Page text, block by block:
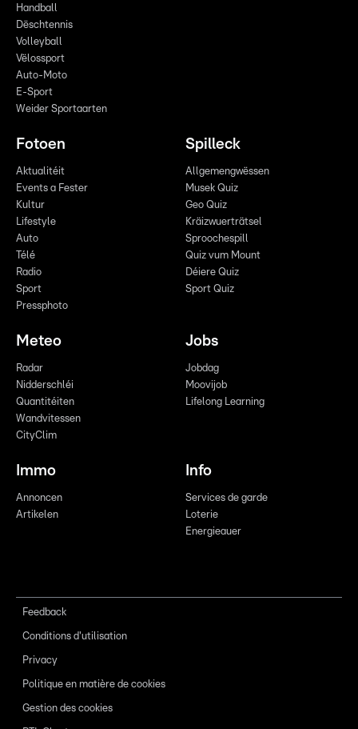
Handball
Dëschtennis
Volleyball
Vëlossport
Auto-Moto
E-Sport
Weider Sportaarten
Fotoen
Aktualitéit
Events a Fester
Kultur
Lifestyle
Auto
Télé
Radio
Sport
Pressphoto
Spilleck
Allgemengwëssen
Musek Quiz
Geo Quiz
Kräizwuerträtsel
Sproochespill
Quiz vum Mount
Déiere Quiz
Sport Quiz
Meteo
Radar
Nidderschléi
Quantitéiten
Wandvitessen
CityClim
Jobs
Jobdag
Moovijob
Lifelong Learning
Immo
Annoncen
Artikelen
Info
Services de garde
Loterie
Energieauer
Feedback
Conditions d'utilisation
Privacy
Politique en matière de cookies
Gestion des cookies